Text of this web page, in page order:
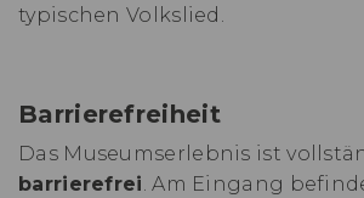
typischen Volkslied.
Barrierefreiheit
Das Museumserlebnis ist
barrierefrei. Am Eingang